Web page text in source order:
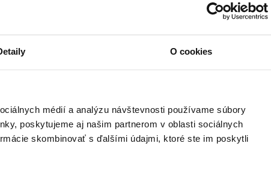
O cookies
médií a analýzu návštevnosti používame súbory
poskytujeme aj našim partnerom v oblasti sociálnych
skombinovať s ďalšími údajmi, ktoré ste im poskytli